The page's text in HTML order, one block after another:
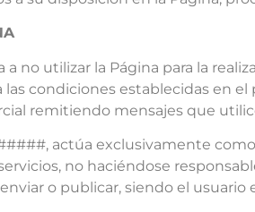
a no utilizar la Página para la
condiciones establecidas en
remitiendo mensajes que
actúa exclusivamente
no haciéndose
o publicar, siendo el